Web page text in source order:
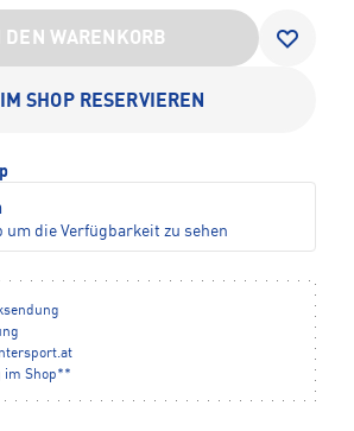
DEN WARENKORB
IM SHOP RESERVIEREN
um die Verfügbarkeit zu sehen
im Shop**